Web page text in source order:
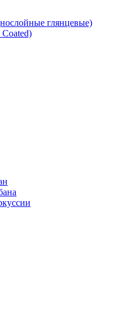
глянцевые)